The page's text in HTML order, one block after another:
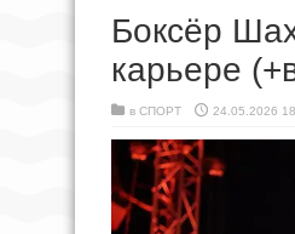
Боксёр
карьере
в СПОРТ 24.05.2026